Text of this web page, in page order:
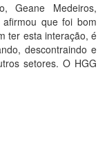
Geane Medeiros,
que foi bom
ter esta interação, é
descontraindo e
setores. O HGG